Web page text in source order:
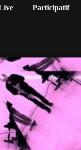
Participatif